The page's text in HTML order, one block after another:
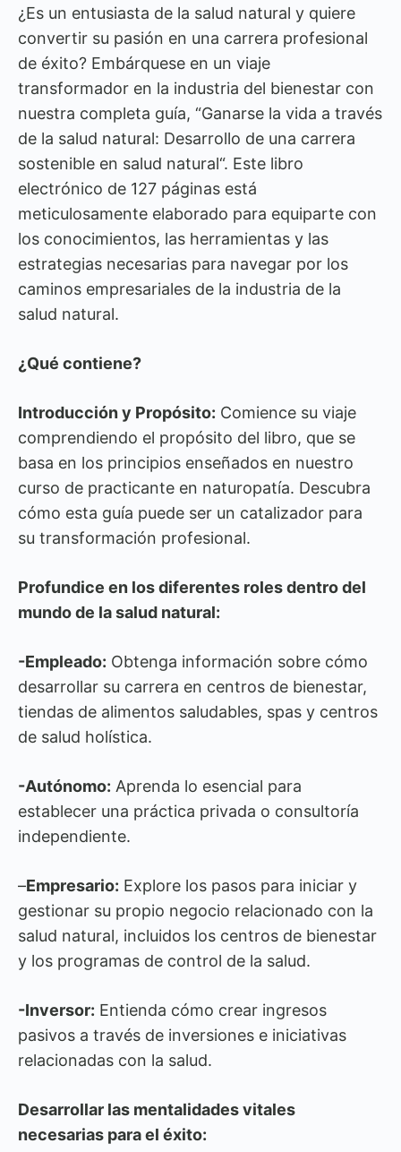
¿Es un entusiasta de la salud natural y quiere
convertir su pasión en una carrera profesional
de éxito? Embárquese en un viaje
transformador en la industria del bienestar con
nuestra completa guía, “Ganarse la vida a través
de la salud natural: Desarrollo de una carrera
sostenible en salud natural“. Este libro
electrónico de 127 páginas está
meticulosamente elaborado para equiparte con
los conocimientos, las herramientas y las
estrategias necesarias para navegar por los
caminos empresariales de la industria de la
salud natural.
¿Qué contiene?
Introducción y Propósito: Comience su viaje
comprendiendo el propósito del libro, que se
basa en los principios enseñados en nuestro
curso de practicante en naturopatía. Descubra
cómo esta guía puede ser un catalizador para
su transformación profesional.
Profundice en los diferentes roles dentro del
mundo de la salud natural:
-Empleado: Obtenga información sobre cómo
desarrollar su carrera en centros de bienestar,
tiendas de alimentos saludables, spas y centros
de salud holística.
-Autónomo: Aprenda lo esencial para
establecer una práctica privada o consultoría
independiente.
–Empresario: Explore los pasos para iniciar y
gestionar su propio negocio relacionado con la
salud natural, incluidos los centros de bienestar
y los programas de control de la salud.
-Inversor: Entienda cómo crear ingresos
pasivos a través de inversiones e iniciativas
relacionadas con la salud.
Desarrollar las mentalidades vitales
necesarias para el éxito: